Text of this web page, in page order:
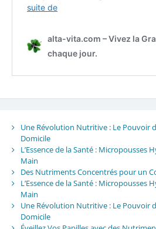
Une Révolution Nutritive : Le Pouvoir
Domicile
L’Essence de la Santé : Micropousses
Main
Des Nutriments Concentrés pour un
L’Essence de la Santé : Micropousses
Main
Une Révolution Nutritive : Le Pouvoir
Domicile